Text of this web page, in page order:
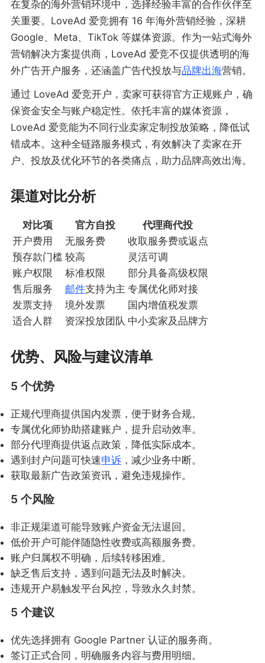
在复杂的海外营销环境中，选择经验丰富的合作伙伴至
关重要。LoveAd 爱竞拥有 16 年海外营销经验，深耕
Google、Meta、TikTok 等媒体资源。作为一站式海外
营销解决方案提供商，LoveAd 爱竞不仅提供透明的海
外广告开户服务，还涵盖广告代投放与品牌出海营销。
通过 LoveAd 爱竞开户，卖家可获得官方正规账户，确
保资金安全与账户稳定性。依托丰富的媒体资源，
LoveAd 爱竞能为不同行业卖家定制投放策略，降低试
错成本。这种全链路服务模式，有效解决了卖家在开
户、投放及优化环节的各类痛点，助力品牌高效出海。
渠道对比分析
对比项 官方自投
代理商代投
开户费用
无服务费
收取服务费或返点
预存款门槛 较高
灵活可调
账户权限
标准权限
部分具备高级权限
售后服务
邮件支持为主 专属优化师对接
发票支持
境外发票
国内增值税发票
适合人群
资深投放团队 中小卖家及品牌方
优势、风险与建议清单
5 个优势
正规代理商提供国内发票，便于财务合规。
专属优化师协助搭建账户，提升启动效率。
部分代理商提供返点政策，降低实际成本。
遇到封户问题可快速申诉，减少业务中断。
获取最新广告政策资讯，避免违规操作。
5 个风险
非正规渠道可能导致账户资金无法退回。
低价开户可能伴随隐性收费或高额服务费。
账户归属权不明确，后续转移困难。
缺乏售后支持，遇到问题无法及时解决。
违规开户易触发平台风控，导致永久封禁。
5 个建议
优先选择拥有 Google Partner 认证的服务商。
签订正式合同，明确服务内容与费用明细。